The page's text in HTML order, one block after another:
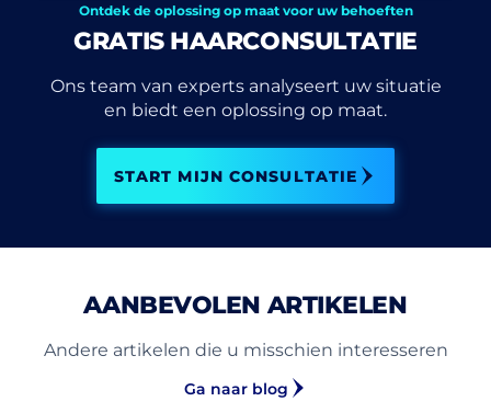
Ontdek de oplossing op maat voor uw behoeften
GRATIS HAARCONSULTATIE
Ons team van experts analyseert uw situatie
en biedt een oplossing op maat.
START MIJN CONSULTATIE
AANBEVOLEN ARTIKELEN
Andere artikelen die u misschien interesseren
Ga naar blog